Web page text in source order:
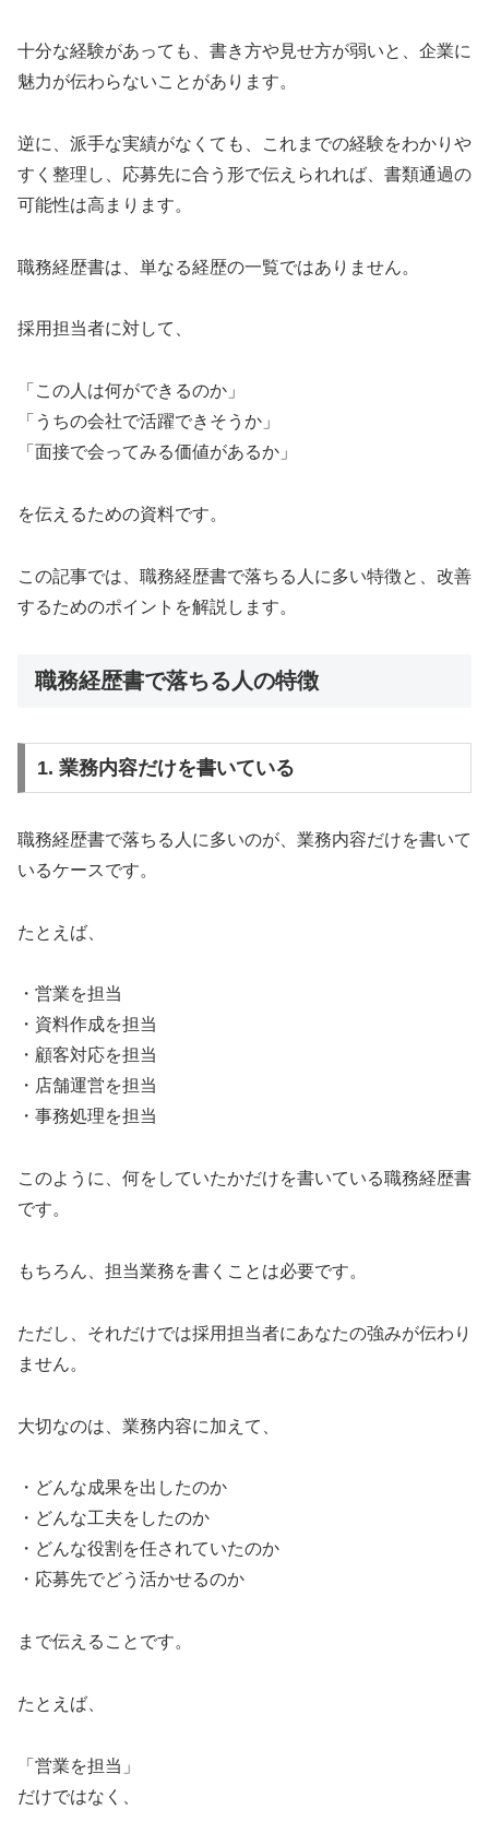
十分な経験があっても、書き方や見せ方が弱いと、企業に
魅力が伝わらないことがあります。
逆に、派手な実績がなくても、これまでの経験をわかりや
すく整理し、応募先に合う形で伝えられれば、書類通過の
可能性は高まります。
職務経歴書は、単なる経歴の一覧ではありません。
採用担当者に対して、
「この人は何ができるのか」
「うちの会社で活躍できそうか」
「面接で会ってみる価値があるか」
を伝えるための資料です。
この記事では、職務経歴書で落ちる人に多い特徴と、改善
するためのポイントを解説します。
職務経歴書で落ちる人の特徴
1. 業務内容だけを書いている
職務経歴書で落ちる人に多いのが、業務内容だけを書いて
いるケースです。
たとえば、
・営業を担当
・資料作成を担当
・顧客対応を担当
・店舗運営を担当
・事務処理を担当
このように、何をしていたかだけを書いている職務経歴書
です。
もちろん、担当業務を書くことは必要です。
ただし、それだけでは採用担当者にあなたの強みが伝わり
ません。
大切なのは、業務内容に加えて、
・どんな成果を出したのか
・どんな工夫をしたのか
・どんな役割を任されていたのか
・応募先でどう活かせるのか
まで伝えることです。
たとえば、
「営業を担当」
だけではなく、